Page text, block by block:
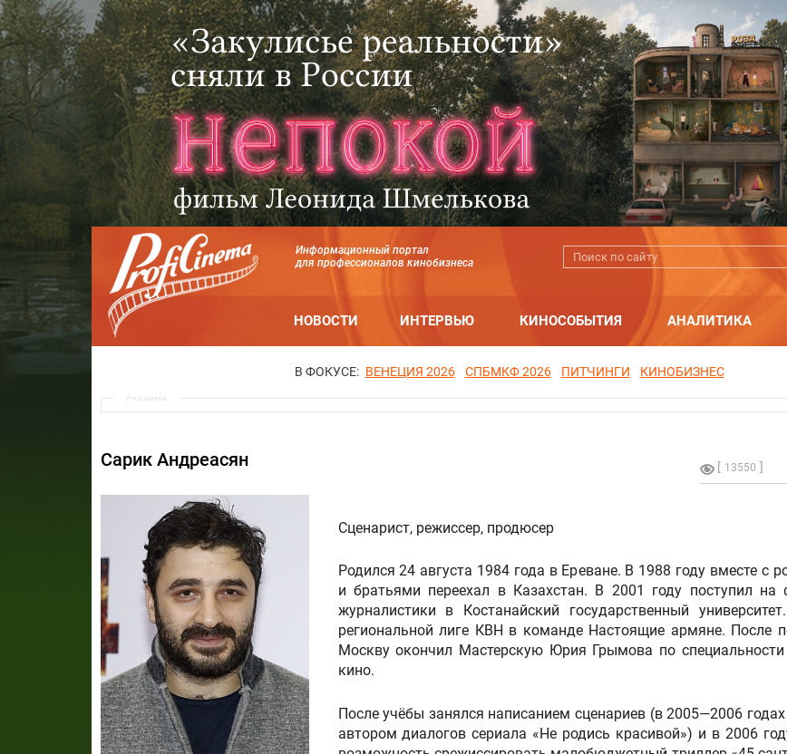
Информационный портал
для профессионалов кинобизнеса
НОВОСТИ ИНТЕРВЬЮ КИНОСОБЫТИЯ АНАЛИТИКА
В ФОКУСЕ: ВЕНЕЦИЯ 2026 СПБМКФ 2026 ПИТЧИНГИ КИНОБИЗНЕС
Реклама
13550
Сарик Андреасян
Сценарист, режиссер, продюсер
Родился 24 августа 1984 года в Ереване. В 1988 году вместе с
и братьями переехал в Казахстан. В 2001 году поступил на
журналистики в Костанайский государственный
региональной лиге КВН в команде Настоящие армяне. После
Москву окончил Мастерскую Юрия Грымова по специальности
кино.
После учёбы занялся написанием сценариев (в 2005—2006
автором диалогов сериала «Не родись красивой») и в 2006